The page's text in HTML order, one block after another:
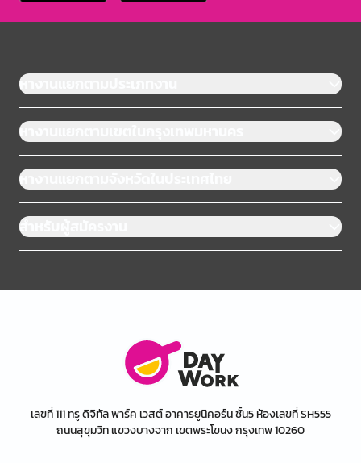
หางานแยกตามประเภทงาน
หางานแยกตามเขตในกรุงเทพมหานคร
หางานแยกตามจังหวัดในประเทศไทย
สำหรับผู้สมัครงาน
เลขที่ 111 ทรู ดิจิทัล พาร์ค เวสต์ อาคารยูนิคอร์น ชั้น5 ห้องเลขที่ SH555
ถนนสุขุมวิท แขวงบางจาก เขตพระโขนง กรุงเทพ 10260